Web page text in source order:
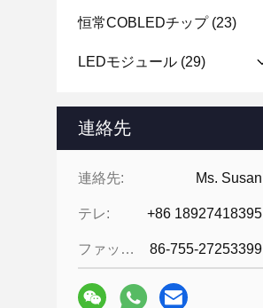
恒常COBLEDチップ(23)
LEDモジュール (29)
連絡先
連絡先: Ms. Susan
テレ: +86 18927418395
ファックス: 86-755-27253399